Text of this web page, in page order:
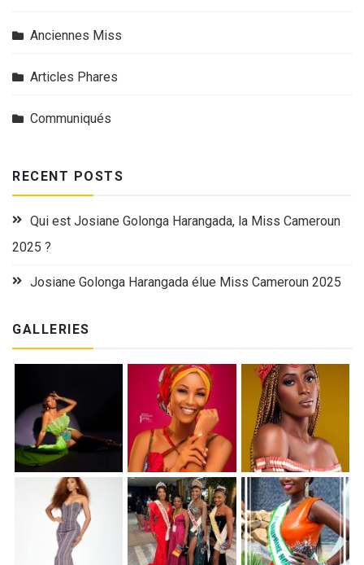
Anciennes Miss
Articles Phares
Communiqués
RECENT POSTS
Qui est Josiane Golonga Harangada, la Miss Cameroun
2025 ?
Josiane Golonga Harangada élue Miss Cameroun 2025
GALLERIES